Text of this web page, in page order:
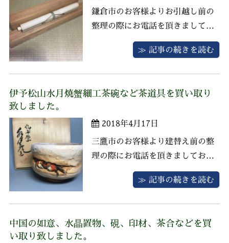
ていただ ...
鎌倉市のお客様よりお引越し前の
整理の際にお電話を頂きましてお
伺いさせていただきました。 お品
物は掛軸、九谷焼の布袋様、銀製
がら著名な作家さんのものはござ
様は高さ50センチ近くある珍しい
サイ ...
≫ 記事の続きを読む
伊予松山水月焼蟹細工茶碗など茶道具を買い取り
致しました。
2018年4月17日
三鷹市のお客様より建替え前の整
理の際にお電話を頂きましてお伺
いさせていただきました。 おばあ
さまがお茶をやられていたようで
月焼茶碗、鉄瓶、茶入れ、水指、
≫ 記事の続きを読む
中国の如意、水晶置物、硯、印材、茶合などを買
い取り致しました。